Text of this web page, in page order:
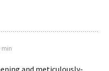
min
and meticulously-